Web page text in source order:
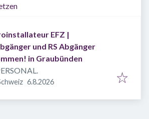
EFZ |
und RS Abgänger
in Graubünden
Veröffentlicht
6.8.2026